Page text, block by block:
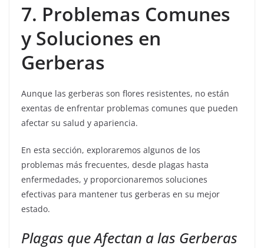
7. Problemas Comunes
y Soluciones en
Gerberas
Aunque las gerberas son flores resistentes, no están
exentas de enfrentar problemas comunes que pueden
afectar su salud y apariencia.
En esta sección, exploraremos algunos de los
problemas más frecuentes, desde plagas hasta
enfermedades, y proporcionaremos soluciones
efectivas para mantener tus gerberas en su mejor
estado.
Plagas que Afectan a las Gerberas